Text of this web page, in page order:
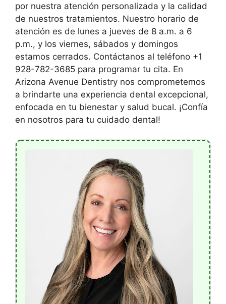
por nuestra atención personalizada y la calidad
de nuestros tratamientos. Nuestro horario de
atención es de lunes a jueves de 8 a.m. a 6
p.m., y los viernes, sábados y domingos
estamos cerrados. Contáctanos al teléfono +1
928-782-3685 para programar tu cita. En
Arizona Avenue Dentistry nos comprometemos
a brindarte una experiencia dental excepcional,
enfocada en tu bienestar y salud bucal. ¡Confía
en nosotros para tu cuidado dental!